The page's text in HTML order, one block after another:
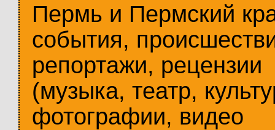
Пермь и Пермский
события,
репортажи, рецензии
(музыка, театр,
фотографии, видео